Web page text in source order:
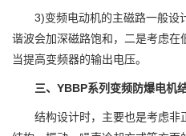
3)变频电动机的主磁路一般设
谐波会加深磁路饱和，二是考虑
当提高变频器的输出电压。
三、YBBP系列变频防爆电机
结构设计时，主要也是考虑非